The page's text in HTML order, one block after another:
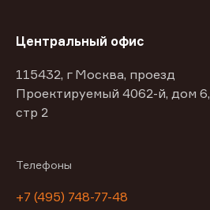
Центральный офис
115432, г Москва, проезд
Проектируемый 4062-й, дом 6,
стр 2
Телефоны
+7 (495) 748-77-48